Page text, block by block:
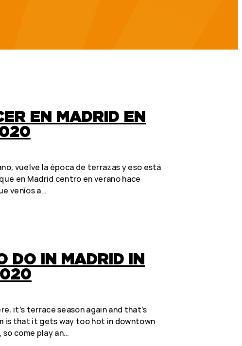
EN MADRID EN
vuelve la época de terrazas y eso está
en Madrid centro en verano hace
veníos a…
DO IN MADRID IN
it’s terrace season again and that’s
is that it gets way too hot in downtown
so come play an…